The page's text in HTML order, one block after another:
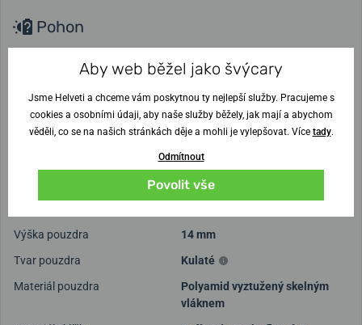
Pohon
Přesnost chodu v sekundách
±15 s / měsíc
Přesnost měření stopek
1/1 sek.
Ciferník a pouzdro
Výška pouzdra
14 mm
Tvar pouzdra
Kulaté
Materiál pouzdra
Polyamid vyztužený skelným
vláknem
Aby web běžel jako švýcary
Jsme Helveti a chceme vám poskytnou ty nejlepší služby. Pracujeme s
cookies a osobními údaji, aby naše služby běžely, jak mají a abychom
věděli, co se na našich stránkách děje a mohli je vylepšovat. Více tady.
Odmítnout
Povolit vše